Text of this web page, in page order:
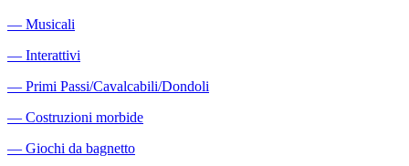
― Musicali
― Interattivi
― Primi Passi/Cavalcabili/Dondoli
― Costruzioni morbide
― Giochi da bagnetto